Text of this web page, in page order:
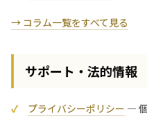
→ コラム一覧をすべて見る
サポート・法的情報
プライバシーポリシー —